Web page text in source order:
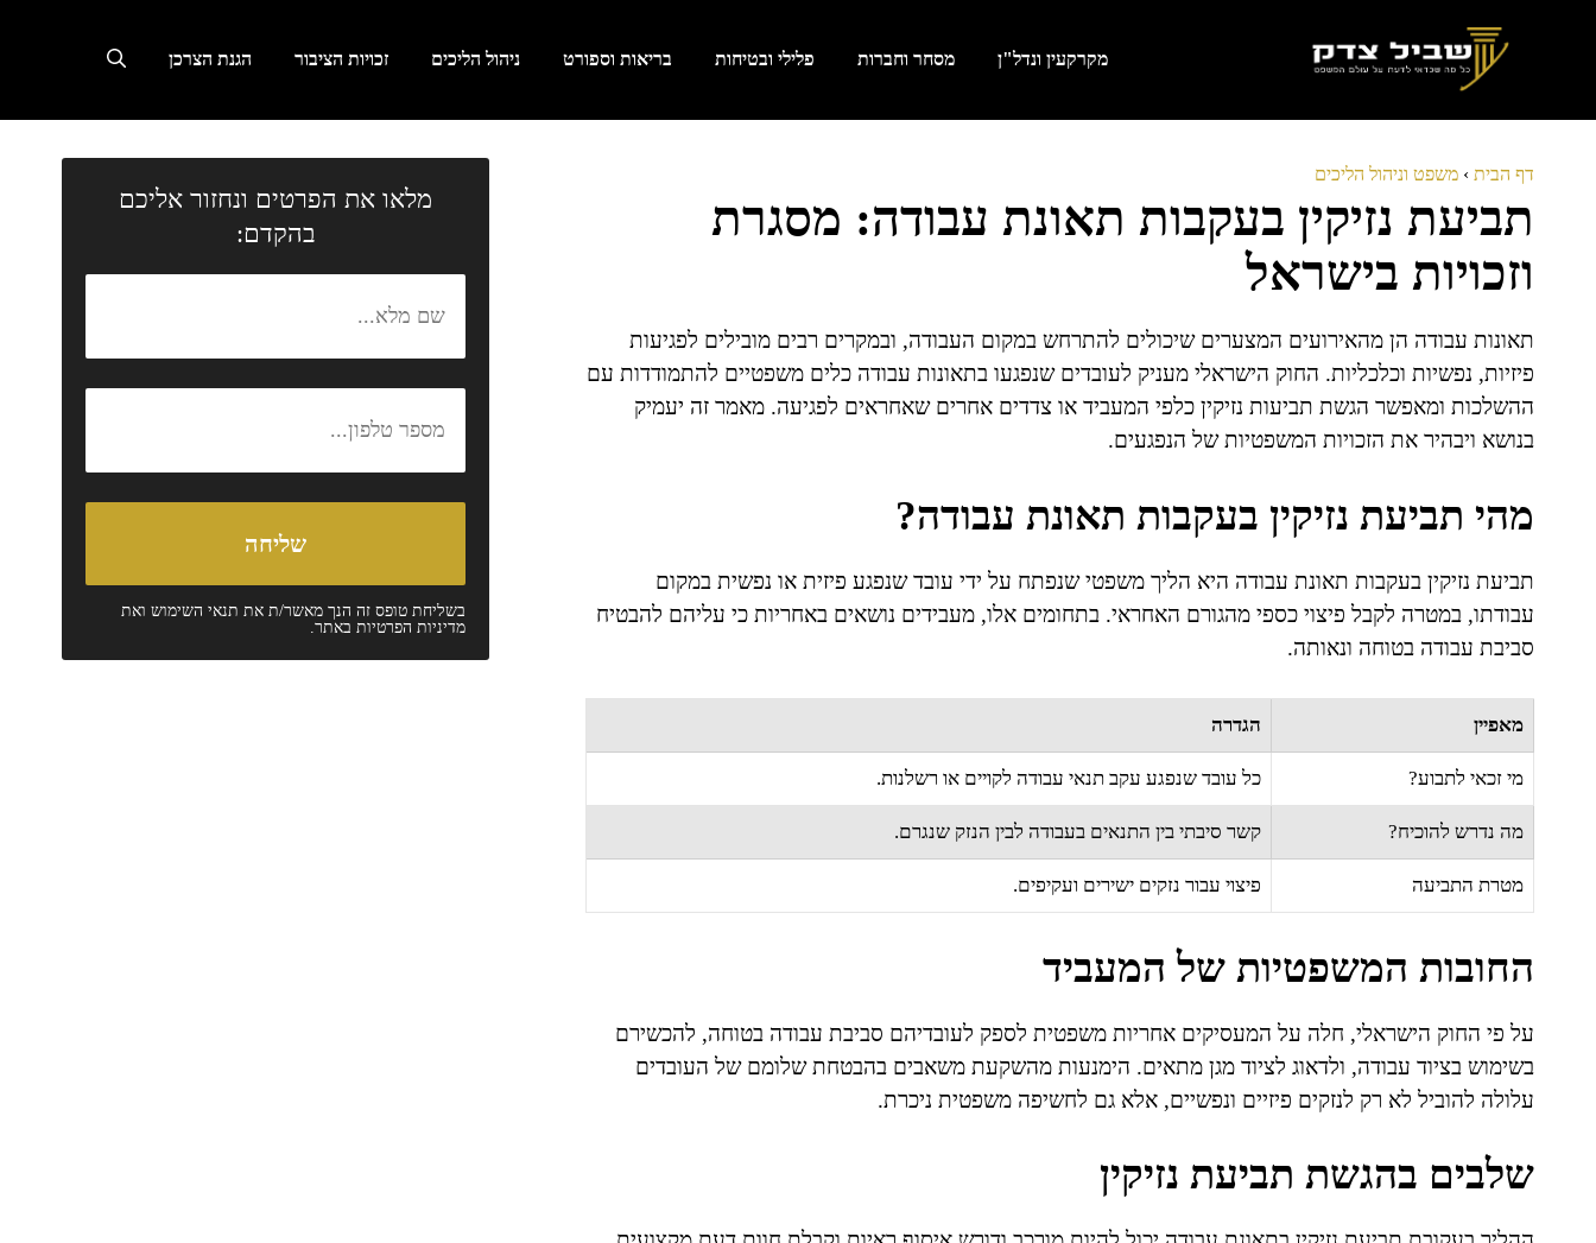
מקרקעין ונדל"ן מסחר וחברות פלילי ובטיחות בריאות וספורט ניהול הליכים זכויות הציבור הגנת הצרכן
דף הבית › משפט וניהול הליכים
תביעת נזיקין בעקבות תאונת עבודה: מסגרת
וזכויות בישראל
תאונות עבודה הן מהאירועים המצערים שיכולים להתרחש במקום העבודה, ובמקרים רבים מובילים לפגיעות
פיזיות, נפשיות וכלכליות. החוק הישראלי מעניק לעובדים שנפגעו בתאונות עבודה כלים משפטיים להתמודדות עם
ההשלכות ומאפשר הגשת תביעות נזיקין כלפי המעביד או צדדים אחרים שאחראים לפגיעה. מאמר זה יעמיק
בנושא ויבהיר את הזכויות המשפטיות של הנפגעים.
מהי תביעת נזיקין בעקבות תאונת עבודה?
תביעת נזיקין בעקבות תאונת עבודה היא הליך משפטי שנפתח על ידי עובד שנפגע פיזית או נפשית במקום
עבודתו, במטרה לקבל פיצוי כספי מהגורם האחראי. בתחומים אלו, מעבידים נושאים באחריות כי עליהם להבטיח
סביבת עבודה בטוחה ונאותה.
מאפיין הגדרה
מי זכאי לתבוע? כל עובד שנפגע עקב תנאי עבודה לקויים או רשלנות.
מה נדרש להוכיח? קשר סיבתי בין התנאים בעבודה לבין הנזק שנגרם.
מטרת התביעה פיצוי עבור נזקים ישירים ועקיפים.
החובות המשפטיות של המעביד
על פי החוק הישראלי, חלה על המעסיקים אחריות משפטית לספק לעובדיהם סביבת עבודה בטוחה, להכשירם
בשימוש בציוד עבודה, ולדאוג לציוד מגן מתאים. הימנעות מהשקעת משאבים בהבטחת שלומם של העובדים
עלולה להוביל לא רק לנזקים פיזיים ונפשיים, אלא גם לחשיפה משפטית ניכרת.
שלבים בהגשת תביעת נזיקין
מלאו את הפרטים ונחזור אליכם
בהקדם:
בשליחת טופס זה הנך מאשר/ת את תנאי השימושואת
מדיניות הפרטיותבאתר.